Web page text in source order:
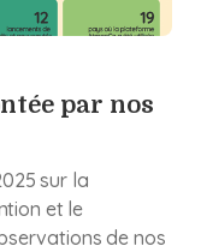
par nos
sur la
et le
de nos